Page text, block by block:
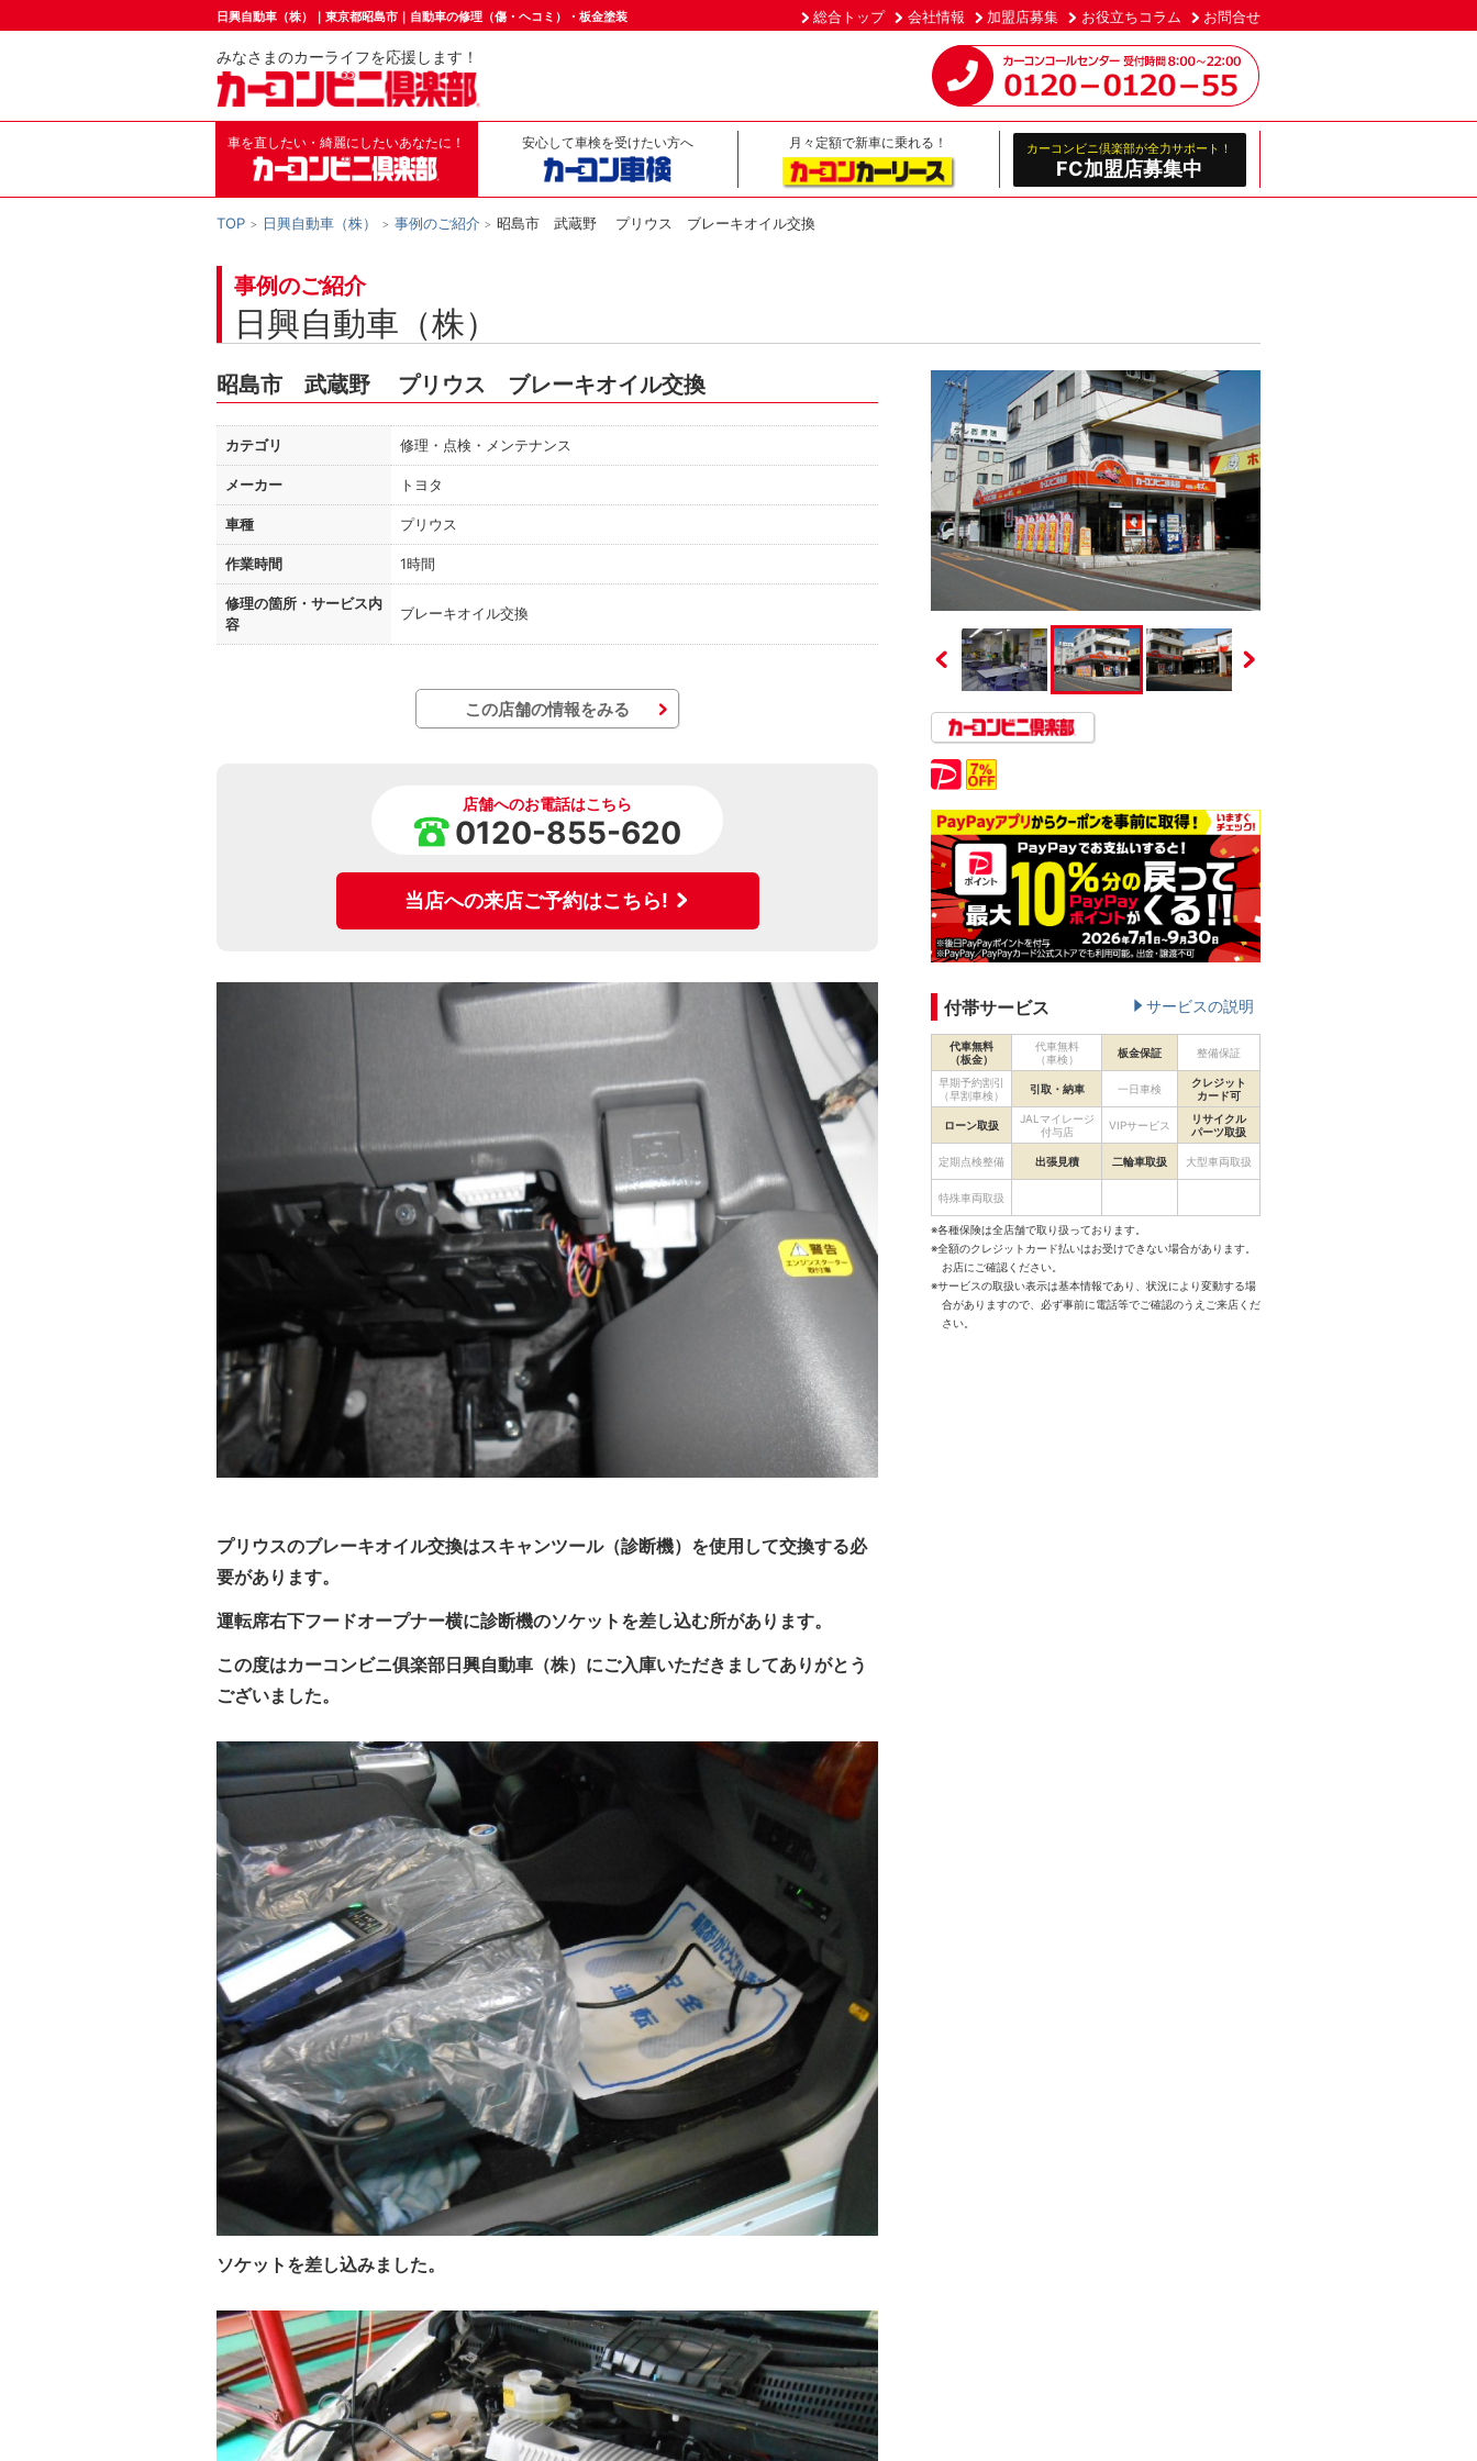
日興自動車（株）｜東京都昭島市｜自動車の修理（傷・ヘコミ）・板金塗装 総合トップ 会社情報 加盟店募集 お役立ちコラム お問合せ
みなさまのカーライフを応援します！
車を直したい・綺麗にしたいあなたに！ 安心して車検を受けたい方へ 月々定額で新車に乗れる！ カーコンビニ倶楽部が全力サポート！
FC加盟店募集中
TOP 日興自動車（株） 事例のご紹介 昭島市 武蔵野 プリウス ブレーキオイル交換
事例のご紹介
日興自動車（株）
昭島市 武蔵野 プリウス ブレーキオイル交換
カテゴリ 修理・点検・メンテナンス
メーカー トヨタ
車種 プリウス
作業時間 1時間
修理の箇所・ サービス内
容
ブレーキオイル交換
この店舗の情報をみる
店舗へのお電話はこちら
0120-855-620
当店への来店ご予約はこちら!
プリウスのブレーキオイル交換はスキャンツール（診断機）を使用して交換する必
要があります。
運転席右下フードオープナー横に診断機のソケットを差し込む所があります。
この度はカーコンビニ俱楽部日興自動車（株）にご入庫いただきましてありがとう
ございました。
ソケットを差し込みました。
付帯サービス サービスの説明
代車無料
（板金）
代車無料
（車検）
板金保証 整備保証
早期予約割引
（早割車検）
引取・納車 一日車検
クレジット
カード可
ローン取扱
JALマイレージ
付与店
VIPサービス
リサイクル
パーツ取扱
定期点検整備 出張見積 二輪車取扱 大型車両取扱
特殊車両取扱
※各種保険は全店舗で取り扱っております。
※全額のクレジットカード払いはお受けできない場合があります。
お店にご確認ください。
※サービスの取扱い表示は基本情報であり、状況により変動する場
合がありますので、必ず事前に電話等でご確認のうえご来店くだ
さい。